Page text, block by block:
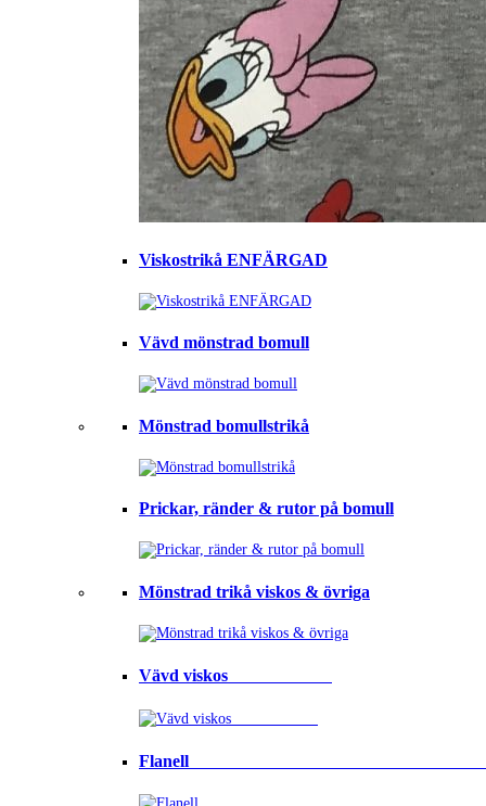
Viskostrikå ENFÄRGAD
Vävd mönstrad bomull
Mönstrad bomullstrikå
Prickar, ränder & rutor på bomull
Mönstrad trikå viskos & övriga
Vävd viskos⠀⠀⠀⠀⠀⠀⠀⠀
Flanell